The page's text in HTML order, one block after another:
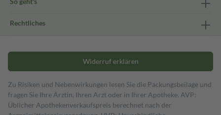
Rechtliches
Widerruf erklären
Zu Risiken und Nebenwirkungen lesen Sie die Packungsbeilage und
fragen Sie Ihre Ärztin, Ihren Arzt oder in Ihrer Apotheke. AVP:
Üblicher Apothekenverkaufspreis berechnet nach der